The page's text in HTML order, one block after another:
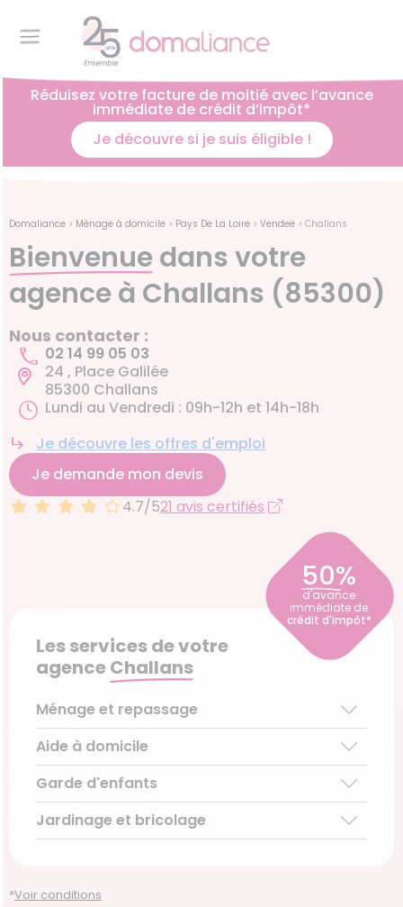
Réduisez votre facture de moitié avec l’avance
immédiate de crédit d’impôt*
Je découvre si je suis éligible !
Domaliance > Ménage à domicile > Pays De La Loire > Vendee > Challans
Bienvenuedans votre
agence à Challans (85300)
Nous contacter :
02 14 99 05 03
24 , Place Galilée
85300 Challans
Lundi au Vendredi : 09h-12h et 14h-18h
Je découvre les offres d'emploi
Je demande mon devis
4.7/521 avis certifiés
50%
d'avance
immédiate de
crédit d'impôt*
Les services de votre
agenceChallans
Ménage et repassage
Ménage régulier
Ménage ponctuel
Repassage à domicile
Découvrir le service
Aide à domicile
Aide aux personnes âgées
Téléassistance pour personnes âgées
Accompagnement du handicap
Garde d'enfants
Garde d’enfants de plus de 3 ans
Jardinage et bricolage
*Voir conditions